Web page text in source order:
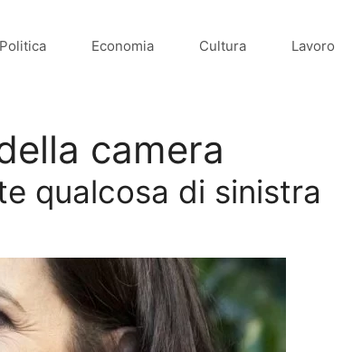
Politica Economia Cultura Lavoro
camera
qualcosa di sinistra